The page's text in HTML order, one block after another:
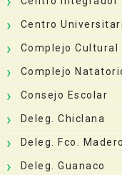
Centro
Complejo Cultural
Complejo
Consejo Escolar
Deleg. Chiclana
Deleg. Fco. Madero
Deleg. Guanaco